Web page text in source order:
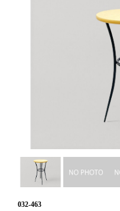
032-463